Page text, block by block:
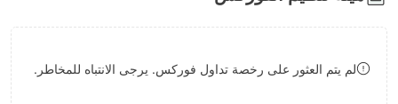
8
9
6
7
لم يتم العثور على رخصة تداول فوركس. يرجى الانتباه للمخاطر.